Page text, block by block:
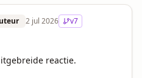
2 jul 2026 v7
reactie.